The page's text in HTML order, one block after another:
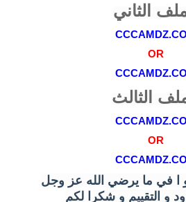
الثاني
OR
الثالث
OR
ا في ما يرضي الله عز وجل
و التقييم و شكرا لكم